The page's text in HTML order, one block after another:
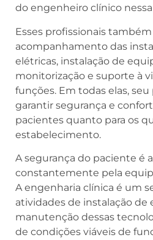
do engenheiro clínico
Esses profissionais
acompanhamento das
elétricas, instalação de
monitorização e suporte à
funções. Em todas elas,
garantir segurança e
pacientes quanto para os
estabelecimento.
A segurança do paciente é
constantemente pela
A engenharia clínica é um
atividades de instalação de
manutenção dessas
de condições viáveis de